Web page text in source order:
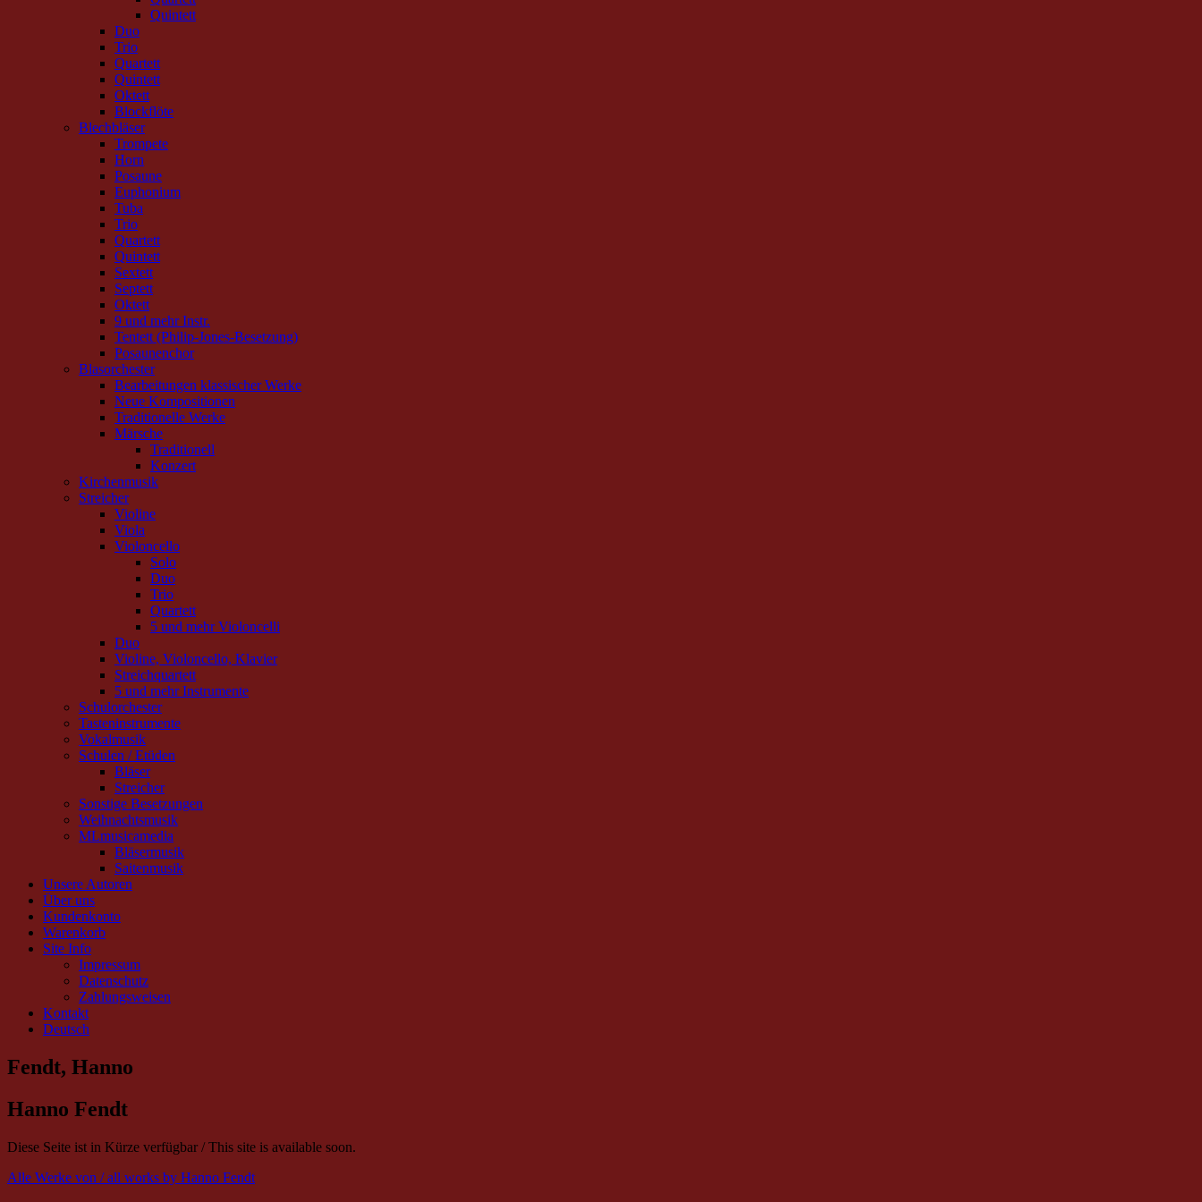
Quintett
Duo
Trio
Quartett
Quintett
Oktett
Blockflöte
Blechbläser
Trompete
Horn
Posaune
Euphonium
Tuba
Trio
Quartett
Quintett
Sextett
Septett
Oktett
9 und mehr Instr.
Tentett (Philip-Jones-Besetzung)
Posaunenchor
Blasorchester
Bearbeitungen klassischer Werke
Neue Kompositionen
Traditionelle Werke
Märsche
Traditionell
Konzert
Kirchenmusik
Streicher
Violine
Viola
Violoncello
Solo
Duo
Trio
Quartett
5 und mehr Violoncelli
Duo
Violine, Violoncello, Klavier
Streichquartett
5 und mehr Instrumente
Schulorchester
Tasteninstrumente
Vokalmusik
Schulen / Etüden
Bläser
Streicher
Sonstige Besetzungen
Weihnachtsmusik
MLmusicamedia
Bläsermusik
Saitenmusik
Unsere Autoren
Über uns
Kundenkonto
Warenkorb
Site Info
Impressum
Datenschutz
Zahlungsweisen
Kontakt
Deutsch
Fendt, Hanno
Hanno Fendt
Diese Seite ist in Kürze verfügbar / This site is available soon.
Alle Werke von / all works by Hanno Fendt